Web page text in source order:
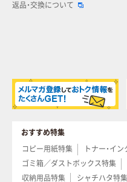
返品・交換について
おすすめ特集
コピー用紙特集
トナー・イ
ゴミ箱／ダストボックス特集
収納用品特集
シャチハタ特集